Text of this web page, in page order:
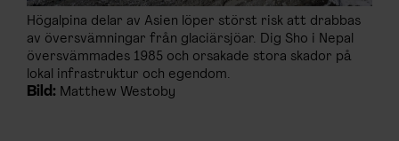
Högalpina delar av Asien löper störst risk att drabbas
av översvämningar från glaciärsjöar. Dig Sho i Nepal
översvämmades 1985 och orsakade stora skador på
lokal infrastruktur och egendom.
Bild: Matthew Westoby